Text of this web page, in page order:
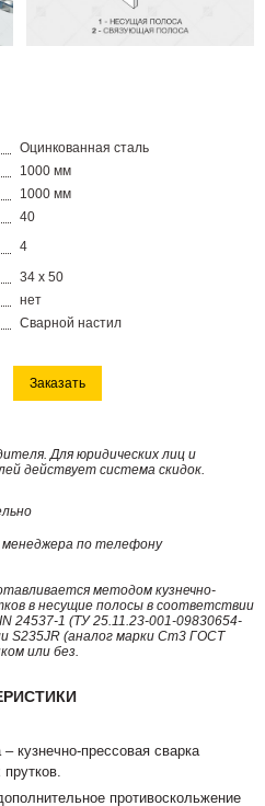
Оцинкованная сталь
1000 мм
1000 мм
40
4
34 х 50
нет
Сварной настил
Заказать
Для юридических лиц и
действует система скидок.
менеджера по телефону
методом кузнечно-
в несущие полосы в соответствии
24537-1 (ТУ 25.11.23-001-09830654-
S235JR (аналог марки Ст3 ГОСТ
или без.
кузнечно-прессовая сварка
противоскольжение